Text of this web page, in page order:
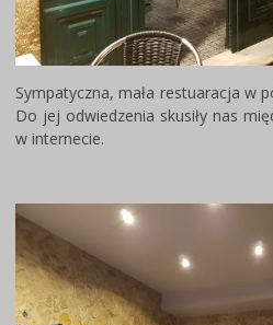
Sympatyczna, mała restuaracja w
Do jej odwiedzenia skusiły nas
w internecie.